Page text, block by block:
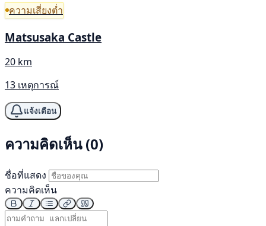
ความเสี่ยงต่ำ
Matsusaka Castle
20 km
13 เหตุการณ์
แจ้งเตือน
ความคิดเห็น (0)
ชื่อที่แสดง
ความคิดเห็น